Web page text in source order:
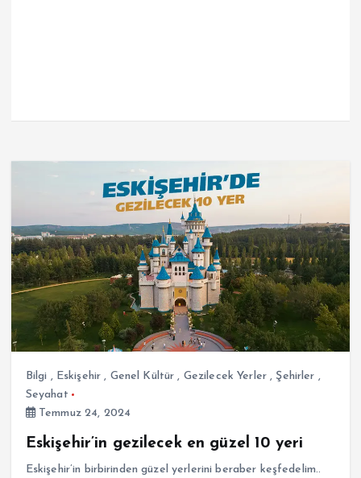
Bilgi , Eskişehir , Genel Kültür , Gezilecek Yerler, Şehirler ,
Seyahat
Temmuz 24, 2024
Eskişehir’in gezilecek en güzel 10 yeri
Eskişehir’in birbirinden güzel yerlerini beraber keşfedelim..